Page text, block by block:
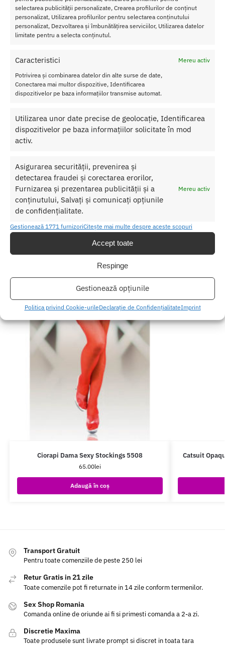
selectarea publicității personalizate, Crearea profilurilor de conținut
personalizat, Utilizarea profilurilor pentru selectarea conținutului
personalizat, Dezvoltarea și îmbunătățirea serviciilor, Utilizarea datelor
limitate pentru a selecta conținutul.
Caracteristici
Mereu activ
Potrivirea și combinarea datelor din alte surse de date,
Conectarea mai multor dispozitive, Identificarea
dispozitivelor pe baza informațiilor transmise automat.
Utilizarea unor date precise de geolocație, Identificarea
dispozitivelor pe baza informațiilor solicitate în mod
activ.
Asigurarea securității, prevenirea și
detectarea fraudei și corectarea erorilor,
Furnizarea și prezentarea publicității și a
conținutului, Salvați și comunicați opțiunile
de confidențialitate.
Mereu activ
Gestionează 1771 furnizoriCitește mai multe despre aceste scopuri
Accept toate
Respinge
Gestionează opțiunile
Politica privind Cookie-urileDeclarație de ConfidențialitateImprint
Kitty
Princip
calitati
ale
lenjeri
ei sexy
urmatoarele:
Material:· Poliamidă 87%
SKU: Nu se aplică
Categorii: LENJERIE FEMEI, Costume si Seturi
Produse similare
Ciorapi Dama Sexy Stockings 5508
65.00lei
Adaugă în coș
Catsuit
Transport Gratuit
Pentru toate comenziile de peste 250 lei
Retur Gratis in 21 zile
Toate comenzile pot fi returnate in 14 zile conform termenilor.
Sex Shop Romania
Comanda online de oriunde ai fi si primesti comanda a 2-a zi.
Discretie Maxima
Toate produsele sunt livrate prompt si discret in toata tara